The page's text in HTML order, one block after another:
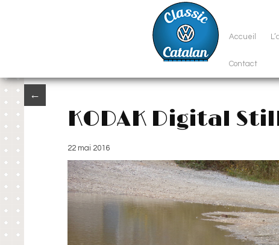
Accueil
Contact
←
KODAK Digital
22 mai 2016